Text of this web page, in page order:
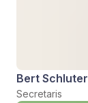
Bert Schluter
Secretaris